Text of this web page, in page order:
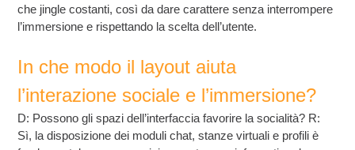
che jingle costanti, così da dare carattere senza interrompere
l’immersione e rispettando la scelta dell’utente.
In che modo il layout aiuta
l’interazione sociale e l’immersione?
D: Possono gli spazi dell’interfaccia favorire la socialità? R:
Sì, la disposizione dei moduli chat, stanze virtuali e profili è